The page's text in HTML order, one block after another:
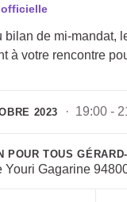
bilan de mi-mandat,
à votre rencontre
2023 · 19:00 -
POUR TOUS
Youri Gagarine